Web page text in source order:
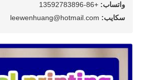
واتساب: +86-13592783896
سكايب: